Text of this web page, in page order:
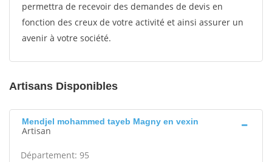
permettra de recevoir des demandes de devis en
fonction des creux de votre activité et ainsi assurer un
avenir à votre société.
Artisans Disponibles
Mendjel mohammed tayeb Magny en vexin
Artisan
Département: 95